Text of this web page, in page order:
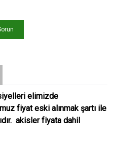
elimizde
fiyat eski alınmak şartı ile
akisler fiyata dahil